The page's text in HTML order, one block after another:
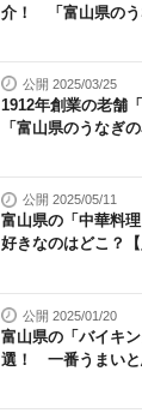
介！ 「富山県のう
公開 2025/03/25
1912年創業の老舗
「富山県のうなぎ
公開 2025/05/11
富山県の「中華料
好きなのはどこ？
公開 2025/01/20
富山県の「バイキ
選！ 一番うまいと